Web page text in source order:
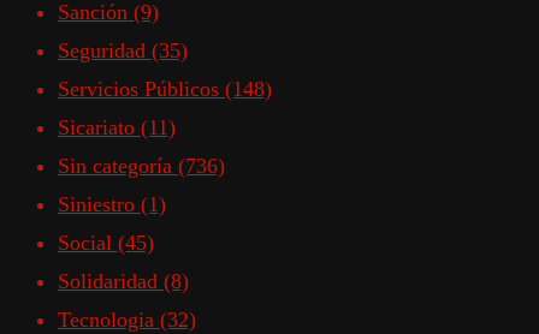
Sanción (9)
Seguridad (35)
Servicios Públicos (148)
Sicariato (11)
Sin categoría (736)
Siniestro (1)
Social (45)
Solidaridad (8)
Tecnologia (32)